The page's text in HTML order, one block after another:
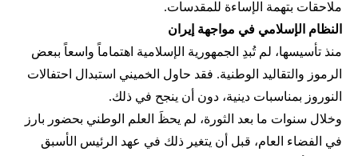
ملاحقات بتهمة الإساءة للمقدسات.
النظام الإسلامي في مواجهة إيران
منذ تأسيسها، لم تُبدِ الجمهورية الإسلامية اهتماماً واسعاً ببعض
الرموز والتقاليد الوطنية. فقد حاول الخميني استبدال احتفالات
النوروز بمناسبات دينية، دون أن ينجح في ذلك.
وخلال سنوات ما بعد الثورة، لم يحظَ العلم الوطني بحضور بارز
في الفضاء العام، قبل أن يتغير ذلك في عهد الرئيس الأسبق